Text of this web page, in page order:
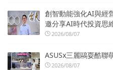
創智動能強化AI與經
邀分享AI時代投資思
2026/08/07
ASUSx三麗鷗耍酷聯
2026/08/07